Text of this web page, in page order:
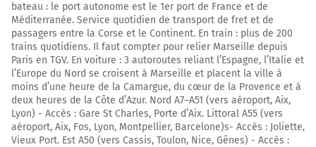
bateau : le port autonome est le 1er port de France et de
Méditerranée. Service quotidien de transport de fret et de
passagers entre la Corse et le Continent. En train : plus de 200
trains quotidiens. Il faut compter pour relier Marseille depuis
Paris en TGV. En voiture : 3 autoroutes reliant l’Espagne, l’Italie et
l’Europe du Nord se croisent à Marseille et placent la ville à
moins d’une heure de la Camargue, du cœur de la Provence et à
deux heures de la Côte d’Azur. Nord A7–A51 (vers aéroport, Aix,
Lyon) - Accès : Gare St Charles, Porte d’Aix. Littoral A55 (vers
aéroport, Aix, Fos, Lyon, Montpellier, Barcelone)s- Accès : Joliette,
Vieux Port. Est A50 (vers Cassis, Toulon, Nice, Gênes) - Accès :